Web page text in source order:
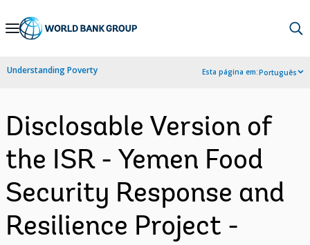
Skip
Navigation
Understanding Poverty Esta página em:Português
Disclosable Version of
the ISR - Yemen Food
Security Response and
Resilience Project -